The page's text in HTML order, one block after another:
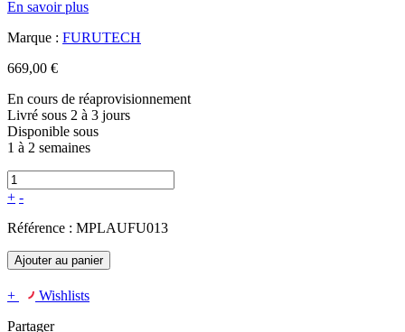
En savoir plus
Marque : FURUTECH
669,00 €
En cours de réaprovisionnement
Livré sous 2 à 3 jours
Disponible sous
1 à 2 semaines
+ -
Référence : MPLAUFU013
Ajouter au panier
+
Wishlists
Partager